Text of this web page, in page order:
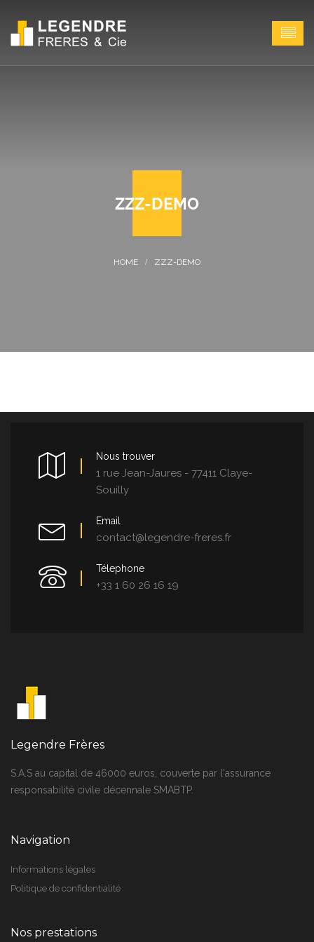
ZZZ-DEMO
ZZZ-DEMO
Nous trouver
1 rue Jean-Jaures - 77411 Claye-
Souilly
Email
contact@legendre-freres.fr
Télephone
+33 1 60 26 16 19
Legendre Frères
S.A.S au capital de 46000 euros, couverte par l'assurance
responsabilité civile décennale SMABTP.
Navigation
Informations légales
Politique de confidentialité
Nos prestations